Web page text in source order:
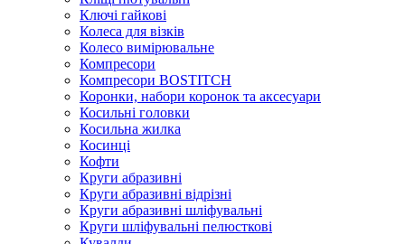
Ключі гайкові
Колеса для візків
Колесо вимірювальне
Компресори
Компресори BOSTITCH
Коронки, набори коронок та аксесуари
Косильні головки
Косильна жилка
Косинці
Кофти
Круги абразивні
Круги абразивні відрізні
Круги абразивні шліфувальні
Круги шліфувальні пелюсткові